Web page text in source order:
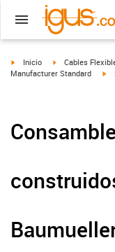
igus-icon-arrow-right
Inicio igus-icon-arrow-
Cables
Manufacturer Standard